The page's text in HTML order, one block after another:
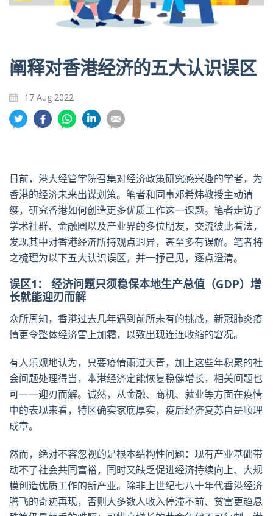
阐释对香港经济的五大认识误区
17 Aug 2022
分
享
特
分
享
书
分
享
享
英
享
郵
日前，港大经管学院召集对经济政策研究感兴趣的学者，为
香港的经济未来出谋划策。笔者和同事邓希炜教授主动请
缨，研究香港如何创造更多优质工作这一课题。笔者走访了
学术社群、金融圈以及产业界的多位朋友，交流彼此看法，
发现其中对香港经济所持观点迥异，甚至多有误解。笔者将
之梳理为以下五大认识误区，并一抒己见，逐点澄清。
误区1： 经济问题只须稳保本地生产总值（GDP）增
长就能迎刃而解
众所周知，香港过去几年遇到前所未有的挑战，新冠肺炎疫
情更令整体经济雪上加霜，以致出现连连收缩的窘况。
有人乐观地认为，只要疫情雨过天青，加上这些年积累的社
会问题处理得当，本港经济定能恢复稳健增长，相关问题也
可一一迎刃而解。诚然，从金融、商机、就业等方面在疫情
中的表现来看，特区确实家底厚实，疫后经济复苏自是顺理
成章。
然而，绝对不容忽视的是根本结构性问题：现有产业基础带
动不了社会共同富裕，同时又缺乏促进经济持续向上、大规
模创造优质工作的新产业。除非上世纪七八十年代香港经济
腾飞的奇迹再现，否则大多数人收入停滞不前、贫富更趋悬